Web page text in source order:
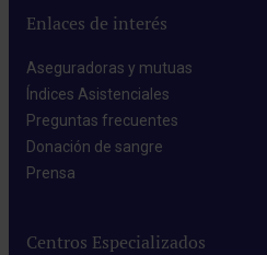
Enlaces de interés
Aseguradoras y mutuas​
Índices Asistenciales​
Preguntas frecuentes​
Donación de sangre​
Prensa​
Centros Especializados